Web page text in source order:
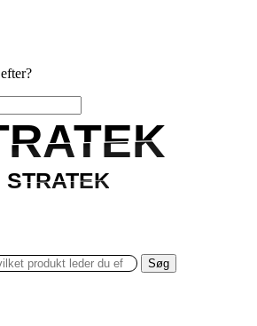
STRATEK
STRATEK
Søg